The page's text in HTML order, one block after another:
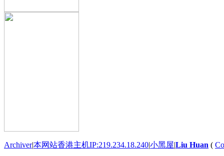
Archiver|本网站香港主机IP:219.234.18.240|小黑屋|Liu Huan (